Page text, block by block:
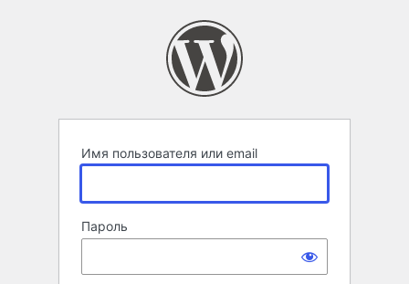
Имя пользователя или email
Пароль